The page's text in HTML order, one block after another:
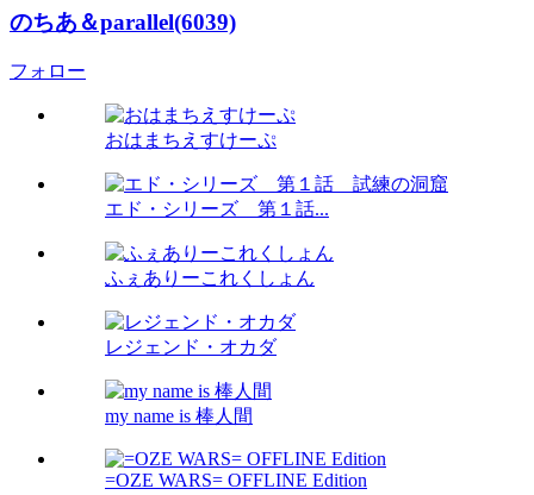
のちあ＆parallel(6039)
フォロー
おはまちえすけーぷ
エド・シリーズ 第１話...
ふぇありーこれくしょん
レジェンド・オカダ
my name is 棒人間
=OZE WARS= OFFLINE Edition